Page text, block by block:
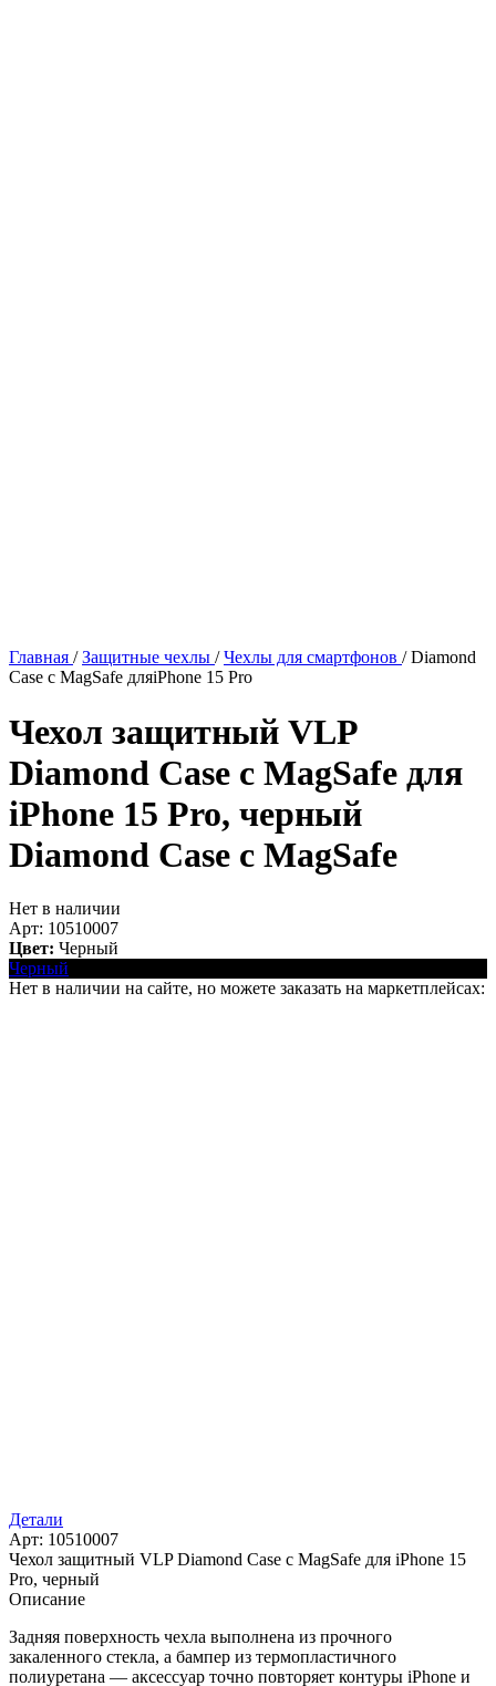
Главная / Защитные чехлы / Чехлы для смартфонов / Diamond
Case с MagSafe дляiPhone 15 Pro
Чехол защитный VLP
Diamond Case с MagSafe для
iPhone 15 Pro, черный
Diamond Case с MagSafe
Нет в наличии
Арт: 10510007
Цвет: Черный
Черный
Нет в наличии на сайте, но можете заказать на маркетплейсах:
Детали
Арт: 10510007
Чехол защитный VLP Diamond Case с MagSafe для iPhone 15
Pro, черный
Описание
Задняя поверхность чехла выполнена из прочного
закаленного стекла, а бампер из термопластичного
полиуретана — аксессуар точно повторяет контуры iPhone и